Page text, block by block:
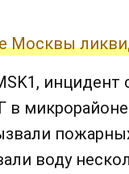
Москвы
инцидент
в
воду